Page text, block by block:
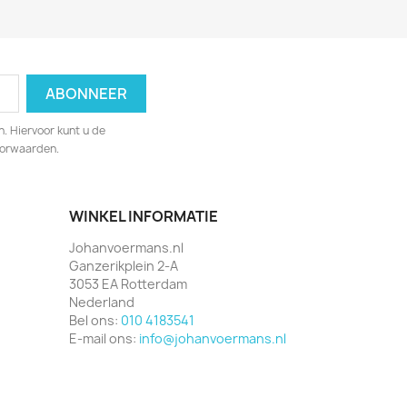
Hiervoor kunt u de
WINKEL INFORMATIE
Johanvoermans.nl
Ganzerikplein 2-A
3053 EA Rotterdam
Nederland
Bel ons: 010 4183541
E-mail ons: info@johanvoermans.nl